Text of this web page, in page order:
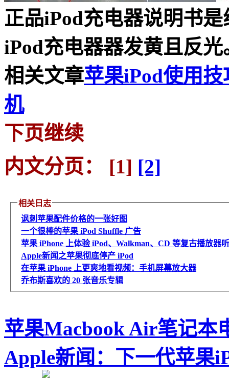
正品iPod充电器说明书
iPod充电器器发黄且反光
相关文章苹果iPod使用
机
下页继续
内文分页： [1] [2]
相关日志
讽刺苹果配件价格的一张好图
一个很棒的苹果 iPod Shuffle 广告
苹果 iPhone 上体验 iPod、Walkman、CD 等复古播放器
Apple新闻之苹果彻底停产 iPod
在苹果 iPhone 上更爽地看视频：手机屏幕放大器
乔布斯喜欢的 20 张音乐专辑
苹果Macbook Air笔记本
Apple新闻：下一代苹果